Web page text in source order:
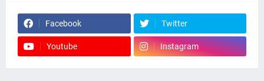
Facebook Twitter
Youtube Instagram